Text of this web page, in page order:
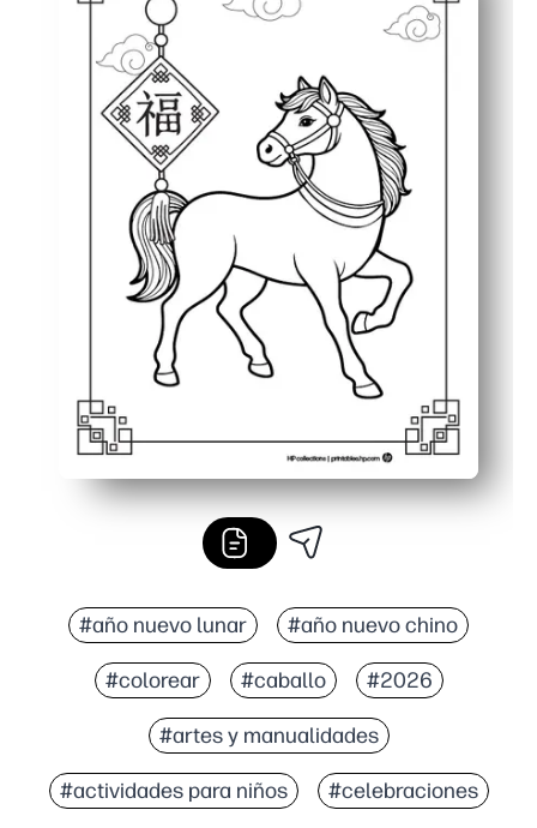
Momento de enseñanza: presentas las tradiciones
Ajuste flexible: puedes usarlo en centros, fiestas o
#año nuevo lunar #año nuevo chino
#colorear #caballo #2026
#artes y manualidades
#actividades para niños #celebraciones